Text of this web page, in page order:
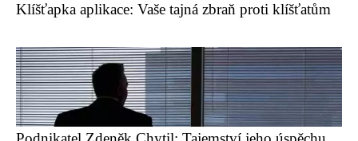
Klíšťapka aplikace: Vaše tajná zbraň proti klíšťatům